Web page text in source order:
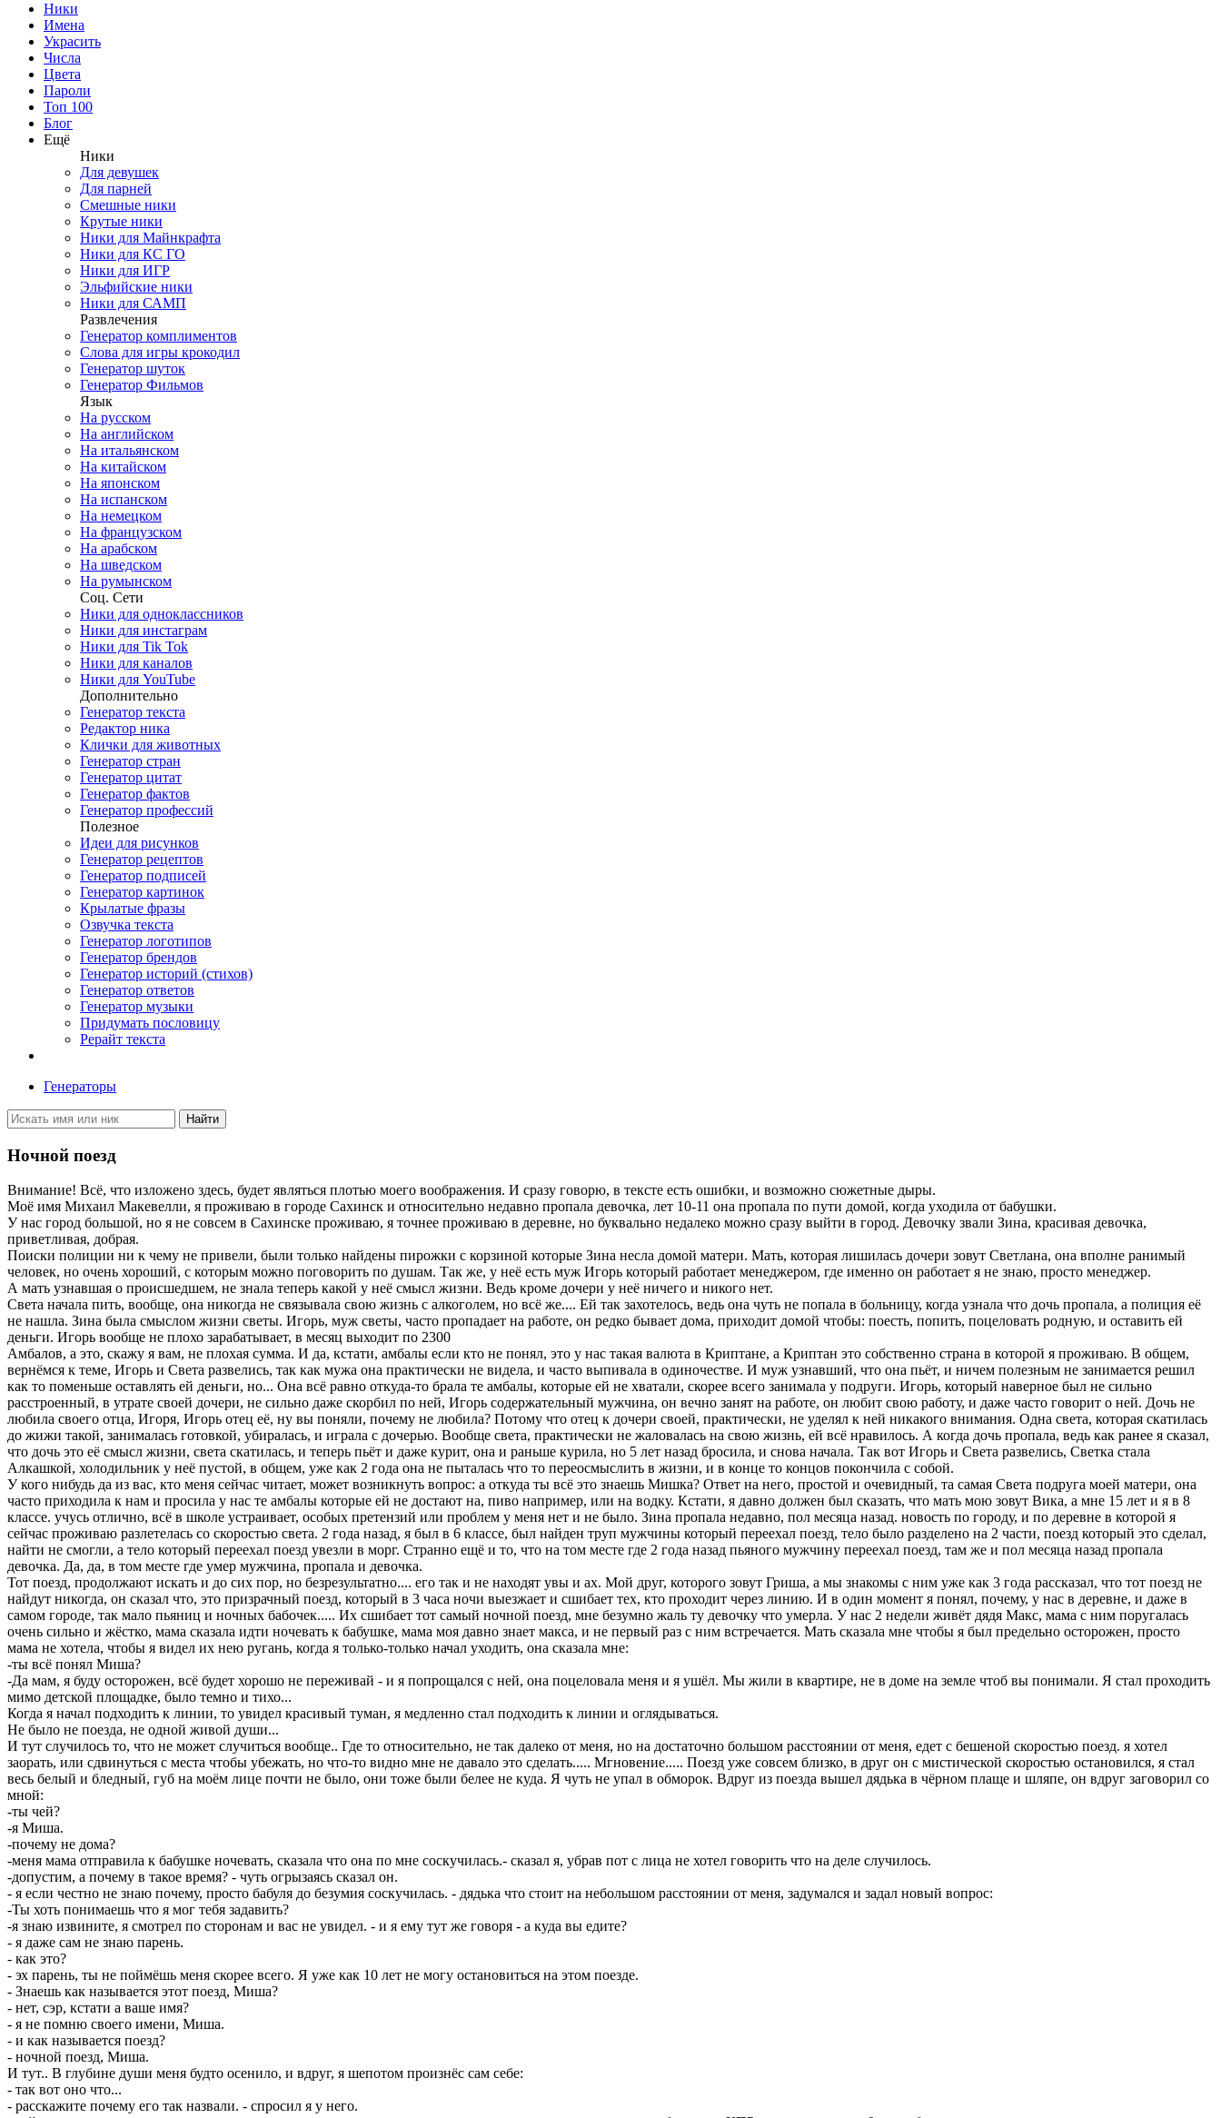
Ники
Имена
Украсить
Числа
Цвета
Пароли
Топ 100
Блог
Ещё
Ники
Для девушек
Для парней
Смешные ники
Крутые ники
Ники для Майнкрафта
Ники для КС ГО
Ники для ИГР
Эльфийские ники
Ники для САМП
Развлечения
Генератор комплиментов
Слова для игры крокодил
Генератор шуток
Генератор Фильмов
Язык
На русском
На английском
На итальянском
На китайском
На японском
На испанском
На немецком
На французском
На арабском
На шведском
На румынском
Соц. Сети
Ники для одноклассников
Ники для инстаграм
Ники для Tik Tok
Ники для каналов
Ники для YouTube
Дополнительно
Генератор текста
Редактор ника
Клички для животных
Генератор стран
Генератор цитат
Генератор фактов
Генератор профессий
Полезное
Идеи для рисунков
Генератор рецептов
Генератор подписей
Генератор картинок
Крылатые фразы
Озвучка текста
Генератор логотипов
Генератор брендов
Генератор историй (стихов)
Генератор ответов
Генератор музыки
Придумать пословицу
Рерайт текста
Генераторы
Найти
Ночной поезд
Внимание! Всё, что изложено здесь, будет являться плотью моего воображения. И сразу говорю, в тексте есть ошибки, и возможно сюжетные дыры.
Моё имя Михаил Макевелли, я проживаю в городе Сахинск и относительно недавно пропала девочка, лет 10-11 она пропала по пути домой, когда уходила от бабушки.
У нас город большой, но я не совсем в Сахинске проживаю, я точнее проживаю в деревне, но буквально недалеко можно сразу выйти в город. Девочку звали Зина, красивая девочка,
приветливая, добрая.
Поиски полиции ни к чему не привели, были только найдены пирожки с корзиной которые Зина несла домой матери. Мать, которая лишилась дочери зовут Светлана, она вполне ранимый
человек, но очень хороший, с которым можно поговорить по душам. Так же, у неё есть муж Игорь который работает менеджером, где именно он работает я не знаю, просто менеджер.
А мать узнавшая о происшедшем, не знала теперь какой у неё смысл жизни. Ведь кроме дочери у неё ничего и никого нет.
Света начала пить, вообще, она никогда не связывала свою жизнь с алкоголем, но всё же.... Ей так захотелось, ведь она чуть не попала в больницу, когда узнала что дочь пропала, а полиция её
не нашла. Зина была смыслом жизни светы. Игорь, муж светы, часто пропадает на работе, он редко бывает дома, приходит домой чтобы: поесть, попить, поцеловать родную, и оставить ей
деньги. Игорь вообще не плохо зарабатывает, в месяц выходит по 2300
Амбалов, а это, скажу я вам, не плохая сумма. И да, кстати, амбалы если кто не понял, это у нас такая валюта в Криптане, а Криптан это собственно страна в которой я проживаю. В общем,
вернёмся к теме, Игорь и Света развелись, так как мужа она практически не видела, и часто выпивала в одиночестве. И муж узнавший, что она пьёт, и ничем полезным не занимается решил
как то поменьше оставлять ей деньги, но... Она всё равно откуда-то брала те амбалы, которые ей не хватали, скорее всего занимала у подруги. Игорь, который наверное был не сильно
расстроенный, в утрате своей дочери, не сильно даже скорбил по ней, Игорь содержательный мужчина, он вечно занят на работе, он любит свою работу, и даже часто говорит о ней. Дочь не
любила своего отца, Игоря, Игорь отец её, ну вы поняли, почему не любила? Потому что отец к дочери своей, практически, не уделял к ней никакого внимания. Одна света, которая скатилась
до жижи такой, занималась готовкой, убиралась, и играла с дочерью. Вообще света, практически не жаловалась на свою жизнь, ей всё нравилось. А когда дочь пропала, ведь как ранее я сказал,
что дочь это её смысл жизни, света скатилась, и теперь пьёт и даже курит, она и раньше курила, но 5 лет назад бросила, и снова начала. Так вот Игорь и Света развелись, Светка стала
Алкашкой, холодильник у неё пустой, в общем, уже как 2 года она не пыталась что то переосмыслить в жизни, и в конце то концов покончила с собой.
У кого нибудь да из вас, кто меня сейчас читает, может возникнуть вопрос: а откуда ты всё это знаешь Мишка? Ответ на него, простой и очевидный, та самая Света подруга моей матери, она
часто приходила к нам и просила у нас те амбалы которые ей не достают на, пиво например, или на водку. Кстати, я давно должен был сказать, что мать мою зовут Вика, а мне 15 лет и я в 8
классе. учусь отлично, всё в школе устраивает, особых претензий или проблем у меня нет и не было. Зина пропала недавно, пол месяца назад. новость по городу, и по деревне в которой я
сейчас проживаю разлетелась со скоростью света. 2 года назад, я был в 6 классе, был найден труп мужчины который переехал поезд, тело было разделено на 2 части, поезд который это сделал,
найти не смогли, а тело который переехал поезд увезли в морг. Странно ещё и то, что на том месте где 2 года назад пьяного мужчину переехал поезд, там же и пол месяца назад пропала
девочка. Да, да, в том месте где умер мужчина, пропала и девочка.
Тот поезд, продолжают искать и до сих пор, но безрезультатно.... его так и не находят увы и ах. Мой друг, которого зовут Гриша, а мы знакомы с ним уже как 3 года рассказал, что тот поезд не
найдут никогда, он сказал что, это призрачный поезд, который в 3 часа ночи выезжает и сшибает тех, кто проходит через линию. И в один момент я понял, почему, у нас в деревне, и даже в
самом городе, так мало пьяниц и ночных бабочек..... Их сшибает тот самый ночной поезд, мне безумно жаль ту девочку что умерла. У нас 2 недели живёт дядя Макс, мама с ним поругалась
очень сильно и жёстко, мама сказала идти ночевать к бабушке, мама моя давно знает макса, и не первый раз с ним встречается. Мать сказала мне чтобы я был предельно осторожен, просто
мама не хотела, чтобы я видел их нею ругань, когда я только-только начал уходить, она сказала мне:
-ты всё понял Миша?
-Да мам, я буду осторожен, всё будет хорошо не переживай - и я попрощался с ней, она поцеловала меня и я ушёл. Мы жили в квартире, не в доме на земле чтоб вы понимали. Я стал проходить
мимо детской площадке, было темно и тихо...
Когда я начал подходить к линии, то увидел красивый туман, я медленно стал подходить к линии и оглядываться.
Не было не поезда, не одной живой души...
И тут случилось то, что не может случиться вообще.. Где то относительно, не так далеко от меня, но на достаточно большом расстоянии от меня, едет с бешеной скоростью поезд. я хотел
заорать, или сдвинуться с места чтобы убежать, но что-то видно мне не давало это сделать..... Мгновение..... Поезд уже совсем близко, в друг он с мистической скоростью остановился, я стал
весь белый и бледный, губ на моём лице почти не было, они тоже были белее не куда. Я чуть не упал в обморок. Вдруг из поезда вышел дядька в чёрном плаще и шляпе, он вдруг заговорил со
мной:
-ты чей?
-я Миша.
-почему не дома?
-меня мама отправила к бабушке ночевать, сказала что она по мне соскучилась.- сказал я, убрав пот с лица не хотел говорить что на деле случилось.
-допустим, а почему в такое время? - чуть огрызаясь сказал он.
- я если честно не знаю почему, просто бабуля до безумия соскучилась. - дядька что стоит на небольшом расстоянии от меня, задумался и задал новый вопрос:
-Ты хоть понимаешь что я мог тебя задавить?
-я знаю извините, я смотрел по сторонам и вас не увидел. - и я ему тут же говоря - а куда вы едите?
- я даже сам не знаю парень.
- как это?
- эх парень, ты не поймёшь меня скорее всего. Я уже как 10 лет не могу остановиться на этом поезде.
- Знаешь как называется этот поезд, Миша?
- нет, сэр, кстати а ваше имя?
- я не помню своего имени, Миша.
- и как называется поезд?
- ночной поезд, Миша.
И тут.. В глубине души меня будто осенило, и вдруг, я шепотом произнёс сам себе:
- так вот оно что...
- расскажите почему его так назвали. - спросил я у него.